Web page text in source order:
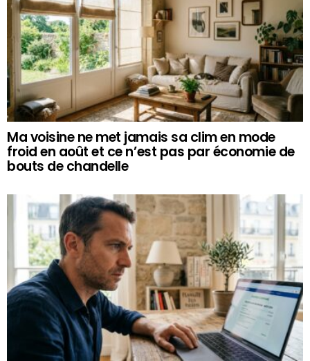
Ma voisine ne met jamais sa clim en mode
froid en août et ce n’est pas par économie de
bouts de chandelle